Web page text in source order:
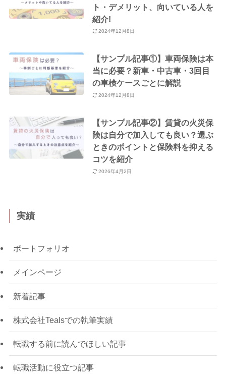
ト・デメリット、向いている人を
紹介!
2024年12月8日
【サンプル記事①】車両保険は本
当に必要？新車・中古車・3回目
の車検ケースごとに解説
2024年12月8日
【サンプル記事②】賃貸の火災保
険は自分で加入しても良い？選ぶ
ときのポイントと保険料を抑える
コツを紹介
2026年4月2日
実績
ポートフォリオ
メインページ
新着記事
株式会社Tealsでの執筆実績
転職する前に読んでほしい記事
転職活動に役立つ記事